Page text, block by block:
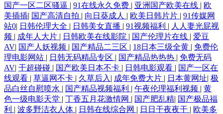
国产一区二区骚逼 | 91在线永久免费 | 亚洲国产欧美在线 | 欧
美插插| 国产高清自拍 | 向日葵成人 | 欧美日韩片片 | 91传媒网
站0| 日韩伦理大全 | 日韩美女直播 | 91视频福利 | 人人妻光屁视
频 | 成年人大片 | 日韩欧美在线影院 | 国产伦理片在线 | 爱豆
AV| 国产人妖视频 | 国产精品二三区 | 18日本三级全黄 | 免费伦
理电影网站 | 日韩无码精品专区 | 国产精品热热热 | 免费无码
AV| 干超碰碰 | 国产欧美日本不卡 | 日韩电影观看 | 国产一区在
线观看 | 草逼网不卡 | 久草后入 | 成年免费大片 | 日本黄网址| 极
品白丝自慰喷水 | 国产精品视频福利 | 午夜伦理福利视频 | 黄
色一级电影天堂 | 丁香五月花激情网 | 国产肥乱精| 国产极品福
利 | 波多野洁衣人体 | 日韩在线综合网 | 日日干夜夜干 | 欧美多